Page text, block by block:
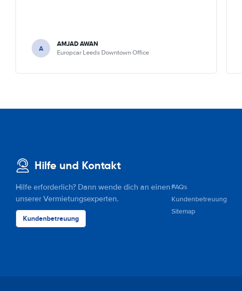
A AMJAD AWAN
Europcar Leeds Downtown Office
Hilfe und Kontakt
Hilfe erforderlich? Dann wende dich an einen
unserer Vermietungsexperten.
Kundenbetreuung
FAQs
Kundenbetreuung
Sitemap